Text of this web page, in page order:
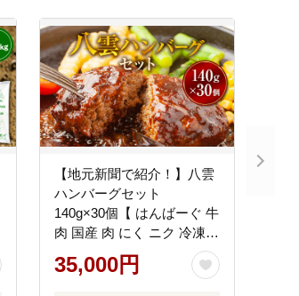
【地元新聞で紹介！】八雲
ハンバーグセット
140g×30個【 はんばーぐ 牛
肉 国産 肉 にく ニク 冷凍
簡単 お手軽 小分け 人気 北
海道 冷凍 冷凍食品 お弁当
35,000円